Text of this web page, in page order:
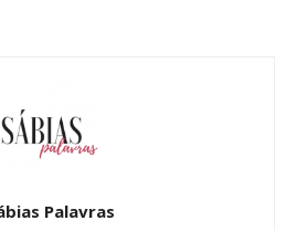
Palavras